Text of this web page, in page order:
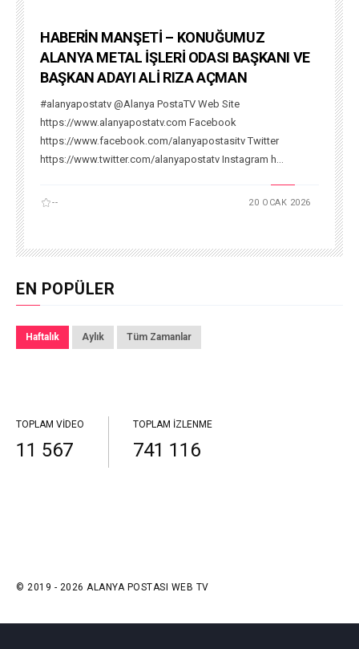
HABERİN MANŞETİ – KONUĞUMUZ
ALANYA METAL İŞLERİ ODASI BAŞKANI VE
BAŞKAN ADAYI ALİ RIZA AÇMAN
#alanyapostatv @Alanya PostaTV Web Site
https://www.alanyapostatv.com Facebook
https://www.facebook.com/alanyapostasitv Twitter
https://www.twitter.com/alanyapostatv Instagram h...
-- 20 OCAK 2026
EN POPÜLER
Haftalık Aylık Tüm Zamanlar
TOPLAM VIDEO
11 567
TOPLAM İZLENME
741 116
© 2019 - 2026 ALANYA POSTASI WEB TV